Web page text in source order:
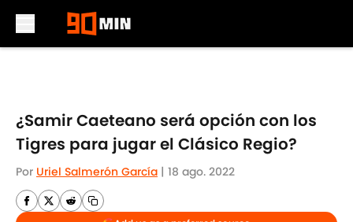
¿Samir Caeteano será opción con los
Tigres para jugar el Clásico Regio?
Por Uriel Salmerón García | 18 ago. 2022